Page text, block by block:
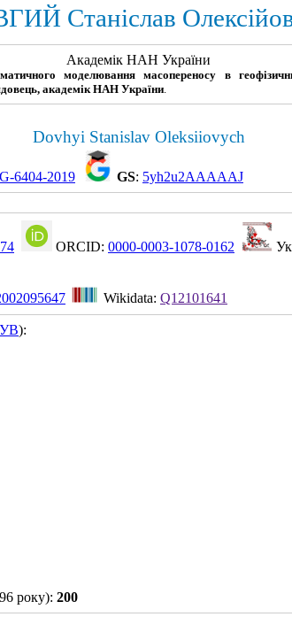
Станіслав
Академік НАН України
моделювання масопереносу в
академік НАН України
Dovhyi Stanislav Oleksiiovych
6404-2019 GS: 5yh2u2AAAAAJ
ORCID: 0000-0003-1078-0162
Wikidata: Q12101641
):
року): 200